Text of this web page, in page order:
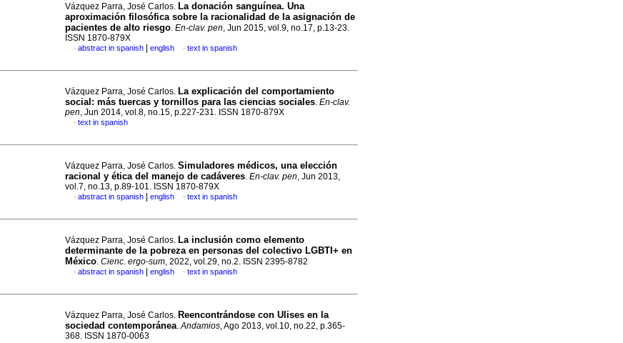
Vázquez Parra, José Carlos. La donación sanguínea. Una
aproximación filosófica sobre la racionalidad de la asignación de
pacientes de alto riesgo. En-clav. pen, Jun 2015, vol.9, no.17, p.13-23.
ISSN 1870-879X
· abstract in spanish english · text in spanish
Vázquez Parra, José Carlos. La explicación del comportamiento
social: más tuercas y tornillos para las ciencias sociales. En-clav.
pen, Jun 2014, vol.8, no.15, p.227-231. ISSN 1870-879X
· text in spanish
Vázquez Parra, José Carlos. Simuladores médicos, una elección
racional y ética del manejo de cadáveres. En-clav. pen, Jun 2013,
vol.7, no.13, p.89-101. ISSN 1870-879X
· abstract in spanish english · text in spanish
Vázquez Parra, José Carlos. La inclusión como elemento
determinante de la pobreza en personas del colectivo LGBTI+ en
México. Cienc. ergo-sum, 2022, vol.29, no.2. ISSN 2395-8782
· abstract in spanish english · text in spanish
Vázquez Parra, José Carlos. Reencontrándose con Ulises en la
sociedad contemporánea.Andamios, Ago 2013, vol.10, no.22, p.365-
368. ISSN 1870-0063